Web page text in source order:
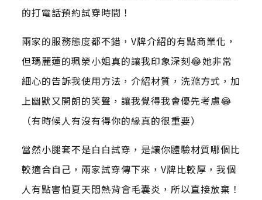
的打電話預約試穿時間！
兩家的服務態度都不錯，V牌介紹的有點商業化，
但瑪麗蓮的珮滎小姐真的讓我印象深刻😂她非常
細心的告訴我使用方法，介紹材質，洗滌方式，加
上幽默又開朗的笑聲，讓我覺得我會優先考慮😂
（有時候人有沒有得你的緣真的很重要）
當然小腿套不是白白試穿，是讓你體驗材質哪個比
較適合自己，兩家試穿傳下來，V牌比較厚，我個
人有點害怕夏天悶熱背會毛囊炎，所以直接放棄！